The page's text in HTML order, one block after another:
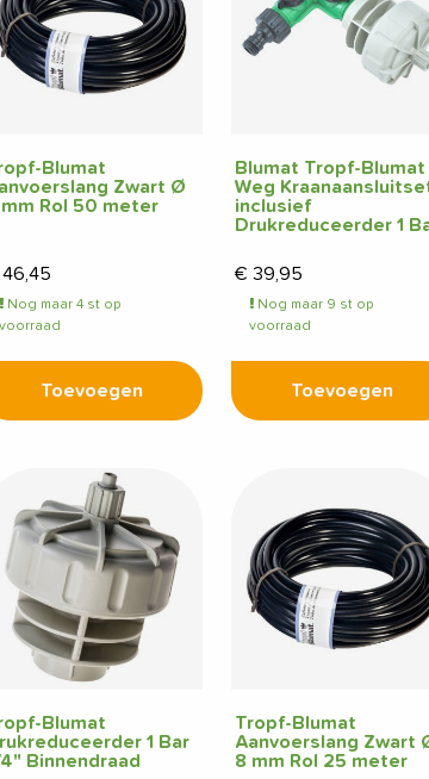
Blumat
Zwart Ø
Rol 50 meter
46,45
Nog maar 4 st op
voorraad
Toevoegen
Blumat Tropf-Blumat
Weg
inclusief
Drukreduceerder 1
€ 39,95
Nog maar 9 st op
voorraad
Toevoegen
Blumat
1 Bar
Binnendraad
Tropf-Blumat
Aanvoerslang Zwart
8 mm Rol 25 meter